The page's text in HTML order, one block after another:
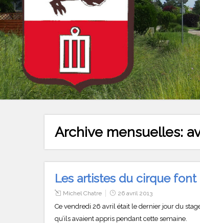
Archive mensuelles:
Les artistes du cirque
Michel Chatre 26 avril 2013
Ce vendredi 26 avril était le dernier jour du
qu’ils avaient appris pendant cette semaine.